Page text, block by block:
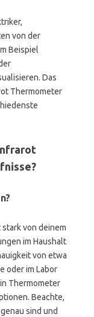
von der
Beispiel
Das
Thermometer
von deinem
im Haushalt
von etwa
oder im Labor
Thermometer
Beachte,
sind und